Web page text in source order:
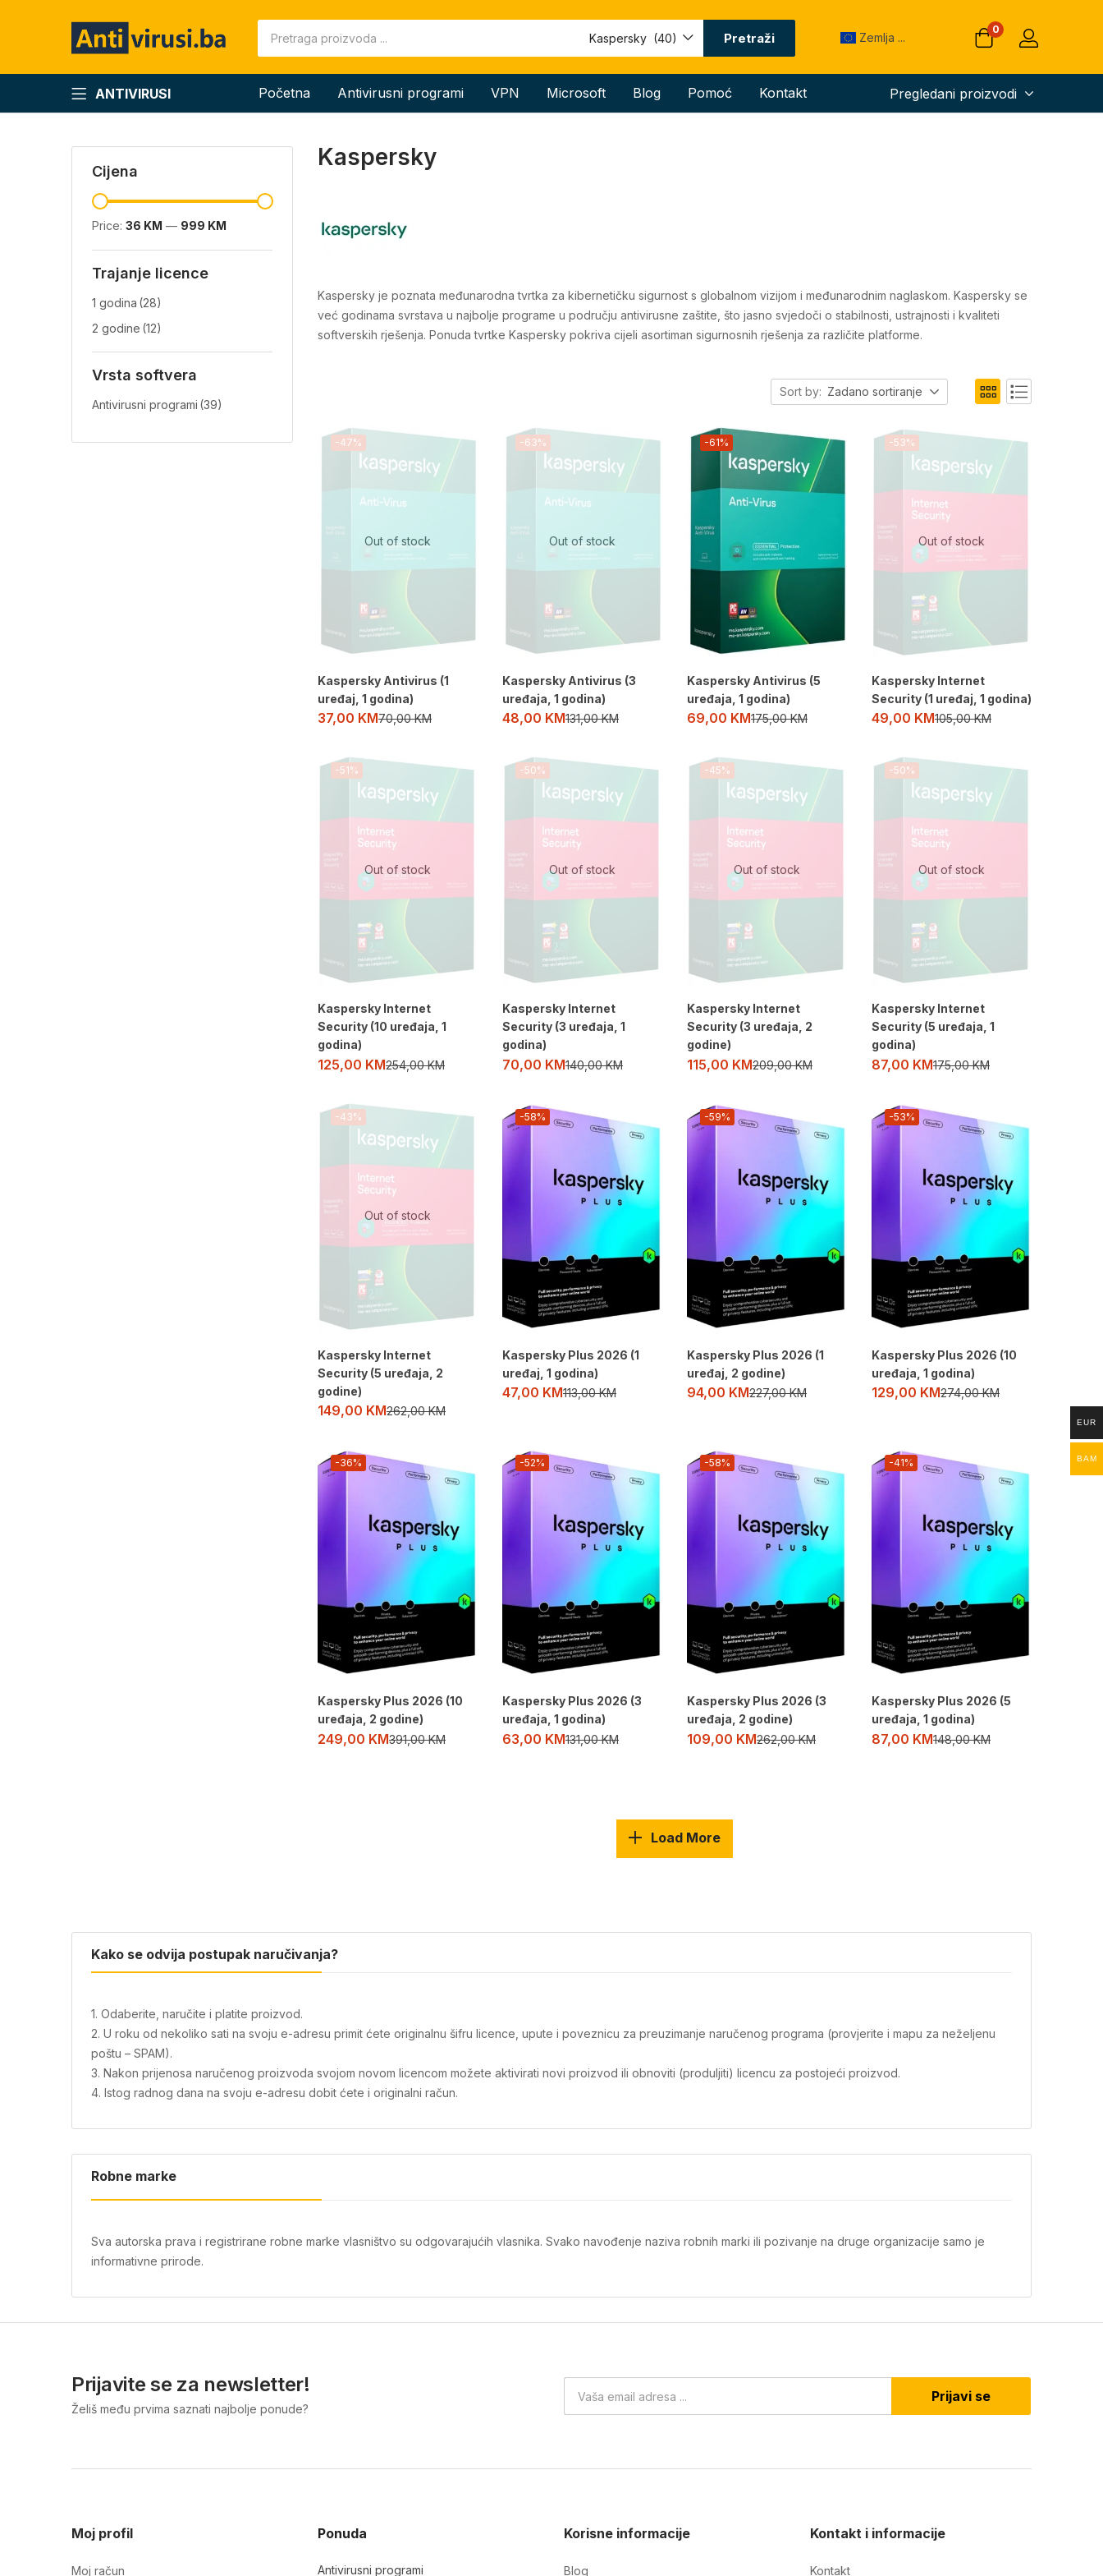
Kaspersky (40) Pretraži Zemlja ...
0
ANTIVIRUSI Početna Antivirusni programi VPN Microsoft Blog Pomoć Kontakt Pregledani proizvodi
Cijena
Price: 36 KM — 999 KM
Trajanje licence
1 godina (28)
2 godine (12)
Vrsta softvera
Antivirusni programi (39)
Kaspersky
Kaspersky je poznata međunarodna tvrtka za kibernetičku sigurnost s globalnom vizijom i međunarodnim naglaskom. Kaspersky se
već godinama svrstava u najbolje programe u području antivirusne zaštite, što jasno svjedoči o stabilnosti, ustrajnosti i kvaliteti
softverskih rješenja. Ponuda tvrtke Kaspersky pokriva cijeli asortiman sigurnosnih rješenja za različite platforme.
Sort by: Zadano sortiranje
Out of stock
-47%
Kaspersky Antivirus (1
uređaj, 1 godina)
37,00 KM70,00KM
Out of stock
-63%
Kaspersky Antivirus (3
uređaja, 1 godina)
48,00 KM131,00KM
-61%
Kaspersky Antivirus (5
uređaja, 1 godina)
69,00 KM175,00KM
Out of stock
-53%
Kaspersky Internet
Security (1 uređaj, 1 godina)
49,00 KM105,00KM
Out of stock
-51%
Kaspersky Internet
Security (10 uređaja, 1
godina)
125,00 KM254,00KM
Out of stock
-50%
Kaspersky Internet
Security (3 uređaja, 1
godina)
70,00 KM140,00KM
Out of stock
-45%
Kaspersky Internet
Security (3 uređaja, 2
godine)
115,00 KM209,00KM
Out of stock
-50%
Kaspersky Internet
Security (5 uređaja, 1
godina)
87,00 KM175,00KM
Out of stock
-43%
Kaspersky Internet
Security (5 uređaja, 2
godine)
149,00 KM262,00KM
-58%
Kaspersky Plus 2026 (1
uređaj, 1 godina)
47,00 KM113,00KM
-59%
Kaspersky Plus 2026 (1
uređaj, 2 godine)
94,00 KM227,00KM
-53%
Kaspersky Plus 2026 (10
uređaja, 1 godina)
129,00 KM274,00KM
-36%
Kaspersky Plus 2026 (10
uređaja, 2 godine)
249,00 KM391,00KM
-52%
Kaspersky Plus 2026 (3
uređaja, 1 godina)
63,00 KM131,00KM
-58%
Kaspersky Plus 2026 (3
uređaja, 2 godine)
109,00 KM262,00KM
-41%
Kaspersky Plus 2026 (5
uređaja, 1 godina)
87,00 KM148,00KM
Load More
Kako se odvija postupak naručivanja?
1. Odaberite, naručite i platite proizvod.
2. U roku od nekoliko sati na svoju e-adresu primit ćete originalnu šifru licence, upute i poveznicu za preuzimanje naručenog programa (provjerite i mapu za neželjenu
poštu – SPAM).
3. Nakon prijenosa naručenog proizvoda svojom novom licencom možete aktivirati novi proizvod ili obnoviti (produljiti) licencu za postojeći proizvod.
4. Istog radnog dana na svoju e-adresu dobit ćete i originalni račun.
Robne marke
Sva autorska prava i registrirane robne marke vlasništvo su odgovarajućih vlasnika. Svako navođenje naziva robnih marki ili pozivanje na druge organizacije samo je
informativne prirode.
Prijavite se za newsletter!
Želiš među prvima saznati najbolje ponude?
Prijavi se
Moj profil
Moj račun
Ponuda
Antivirusni programi
Korisne informacije
Blog
Kontakt i informacije
Kontakt
EUR
BAM